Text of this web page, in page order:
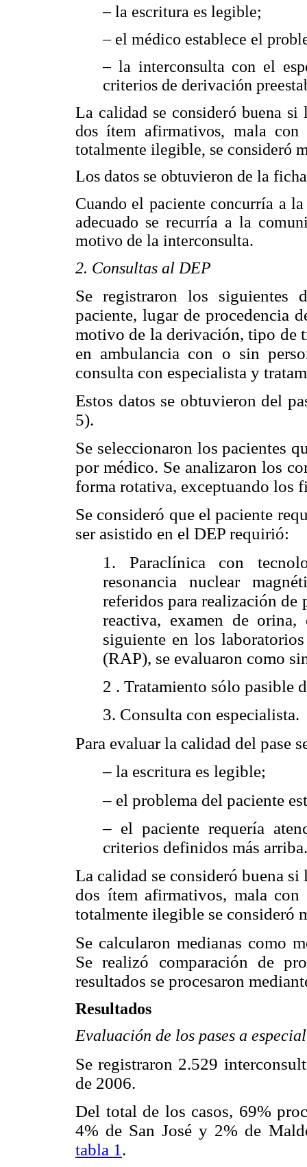
– la escritura es legible;
– el médico establece el
– la interconsulta con el
criterios de derivación
La calidad se consideró buena
dos ítem afirmativos, mala
totalmente ilegible, se consideró
Los datos se obtuvieron de la
Cuando el paciente concurría a
adecuado se recurría a la
motivo de la interconsulta.
2. Consultas al DEP
Se registraron los siguientes
paciente, lugar de procedencia
motivo de la derivación, tipo de
en ambulancia con o sin
consulta con especialista y
Estos datos se obtuvieron del
5).
Se seleccionaron los pacientes
por médico. Se analizaron los
forma rotativa, exceptuando los
Se consideró que el paciente
ser asistido en el DEP requirió:
1. Paraclínica con
resonancia nuclear
referidos para realización de
reactiva, examen de
siguiente en los
(RAP), se evaluaron como
2 . Tratamiento sólo pasible
3. Consulta con especialista.
Para evaluar la calidad del pase
– la escritura es legible;
– el problema del paciente
– el paciente requería
criterios definidos más arriba.
La calidad se consideró buena
dos ítem afirmativos, mala
totalmente ilegible se consideró
Se calcularon medianas como
Se realizó comparación de
resultados se procesaron
Resultados
Evaluación de los pases a
Se registraron 2.529
de 2006.
Del total de los casos, 69%
4% de San José y 2% de
tabla 1 .